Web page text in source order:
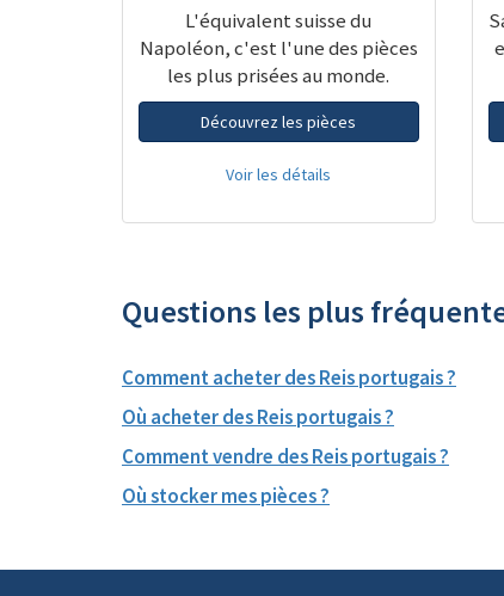
L'équivalent suisse du
Napoléon, c'est l'une des pièces
les plus prisées au monde.
Découvrez les pièces
Voir les détails
Questions les plus
Comment acheter des Reis portugais ?
Où acheter des Reis portugais ?
Comment vendre des Reis portugais ?
Où stocker mes pièces ?